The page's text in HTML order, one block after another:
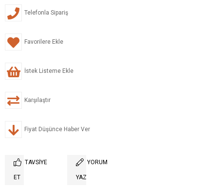
Telefonla Sipariş
Favorilere Ekle
İstek Listeme Ekle
Karşılaştır
Fiyat Düşünce Haber Ver
TAVSIYE
ET
YORUM
YAZ